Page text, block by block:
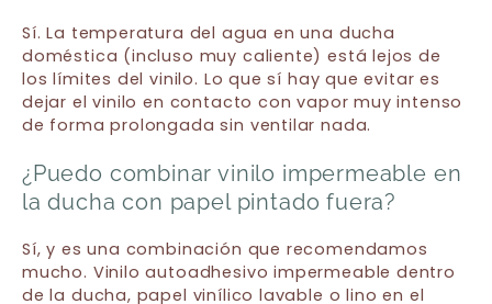
Sí. La temperatura del agua en una ducha
doméstica (incluso muy caliente) está lejos de
los límites del vinilo. Lo que sí hay que evitar es
dejar el vinilo en contacto con vapor muy intenso
de forma prolongada sin ventilar nada.
¿Puedo combinar vinilo impermeable en
la ducha con papel pintado fuera?
Sí, y es una combinación que recomendamos
mucho. Vinilo autoadhesivo impermeable dentro
de la ducha, papel vinílico lavable o lino en el